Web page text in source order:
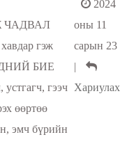
ЧАДВАЛ
гэж
БИЕ
гээч
өөртөө
эмч бүрийн
2024
оны 11
сарын 23
|
Хариулах